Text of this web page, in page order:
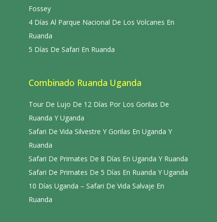
Fossey
4 Días Al Parque Nacional De Los Volcanes En
Ruanda
5 Días De Safari En Ruanda
Combinado Ruanda Uganda
Tour De Lujo De 12 Días Por Los Gorilas De
Ruanda Y Uganda
Safari De Vida Silvestre Y Gorilas En Uganda Y
Ruanda
Safari De Primates De 8 Días En Uganda Y Ruanda
Safari De Primates De 5 Días En Ruanda Y Uganda
10 Días Uganda – Safari De Vida Salvaje En
Ruanda